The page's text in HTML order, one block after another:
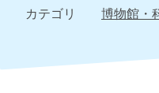
カテゴリ
博物館・